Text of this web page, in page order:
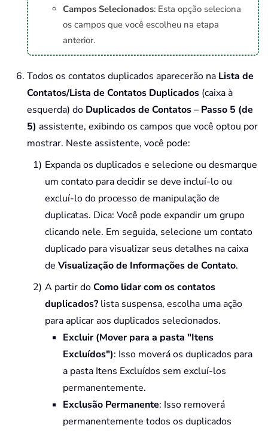
Campos Selecionados: Esta opção seleciona
os campos que você escolheu na etapa
anterior.
Todos os contatos duplicados aparecerão na Lista de
Contatos/Lista de Contatos Duplicados (caixa à
esquerda) do Duplicados de Contatos – Passo 5 (de
5) assistente, exibindo os campos que você optou por
mostrar. Neste assistente, você pode:
Expanda os duplicados e selecione ou desmarque
um contato para decidir se deve incluí-lo ou
excluí-lo do processo de manipulação de
duplicatas. Dica: Você pode expandir um grupo
clicando nele. Em seguida, selecione um contato
duplicado para visualizar seus detalhes na caixa
de Visualização de Informações de Contato.
A partir doComo lidar com os contatos
duplicados? lista suspensa, escolha uma ação
para aplicar aos duplicados selecionados.
Excluir (Mover para a pasta "Itens
Excluídos"): Isso moverá os duplicados para
a pasta Itens Excluídos sem excluí-los
permanentemente.
Exclusão Permanente: Isso removerá
permanentemente todos os duplicados